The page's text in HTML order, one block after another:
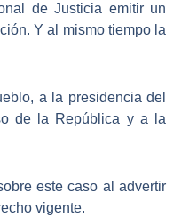
de Justicia emitir un
Y al mismo tiempola
a la presidencia del
de la República y a la
este caso al advertir
vigente.